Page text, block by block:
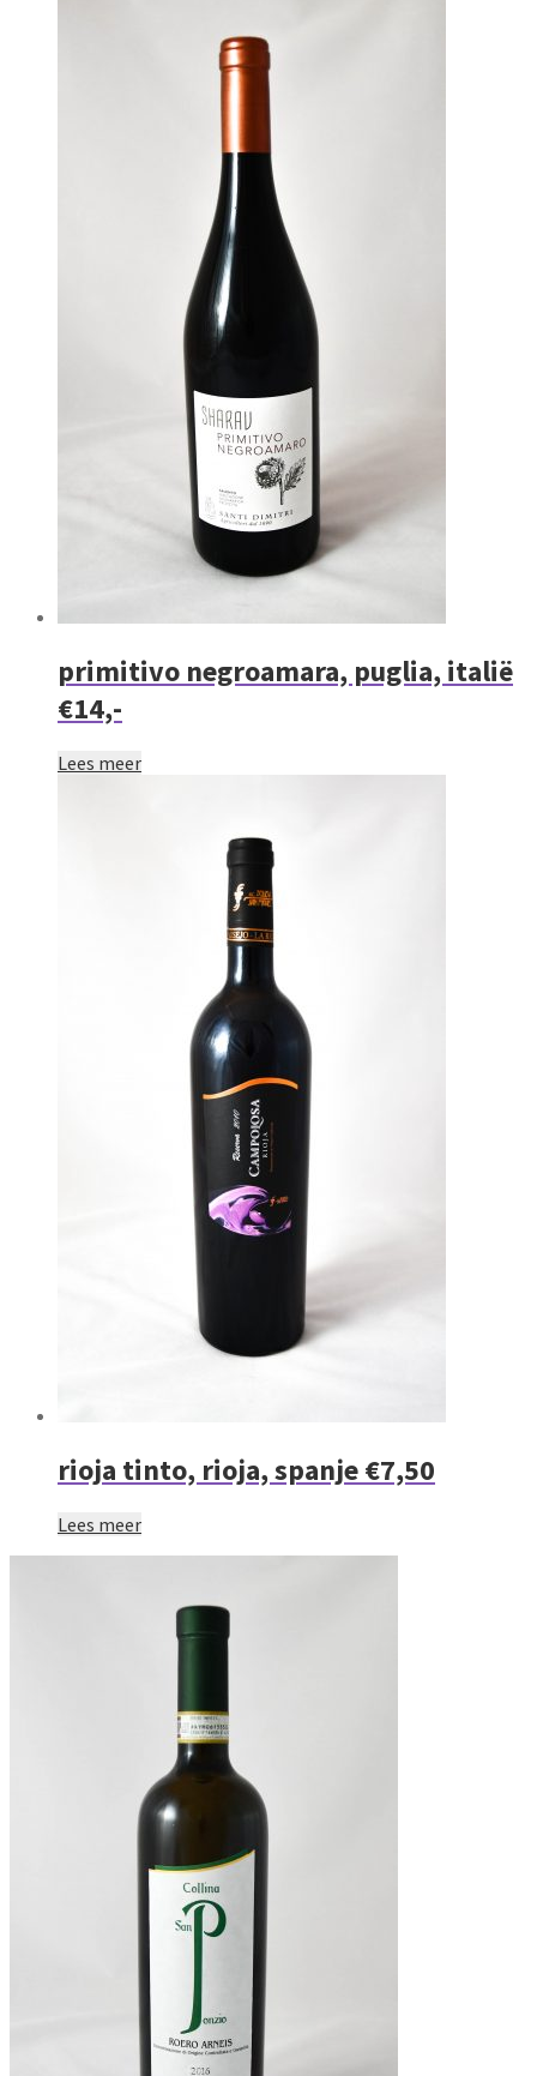
primitivo negroamara, puglia, italië
€14,-
Lees meer
rioja tinto, rioja, spanje €7,50
Lees meer